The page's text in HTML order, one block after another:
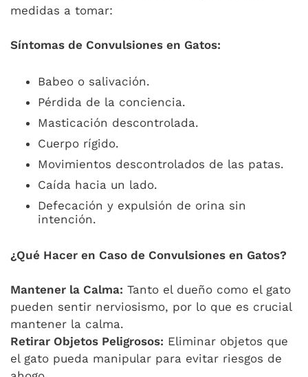
medidas a tomar:
Síntomas de Convulsiones en Gatos:
Babeo o salivación.
Pérdida de la conciencia.
Masticación descontrolada.
Cuerpo rígido.
Movimientos descontrolados de las patas.
Caída hacia un lado.
Defecación y expulsión de orina sin
intención.
¿Qué Hacer en Caso de Convulsiones en Gatos?
Mantener la Calma: Tanto el dueño como el gato
pueden sentir nerviosismo, por lo que es crucial
mantener la calma.
Retirar Objetos Peligrosos: Eliminar objetos que
el gato pueda manipular para evitar riesgos de